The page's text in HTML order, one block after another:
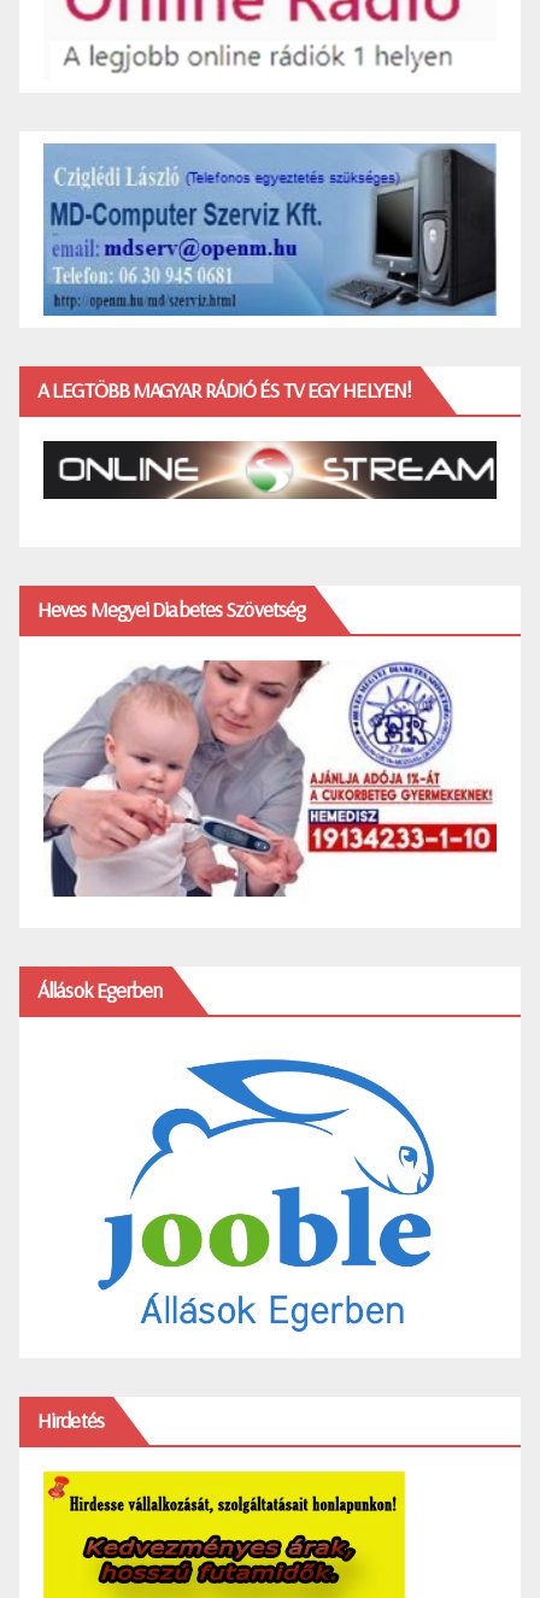
A LEGTÖBB MAGYAR RÁDIÓ ÉS TV EGY HELYEN!
Heves Megyei Diabetes Szövetség
Állások Egerben
Hirdetés